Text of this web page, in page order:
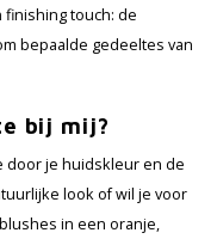
touch: de
bepaalde gedeeltes van
bij mij?
door je huidskleur en de
look of wil je voor
in een oranje,